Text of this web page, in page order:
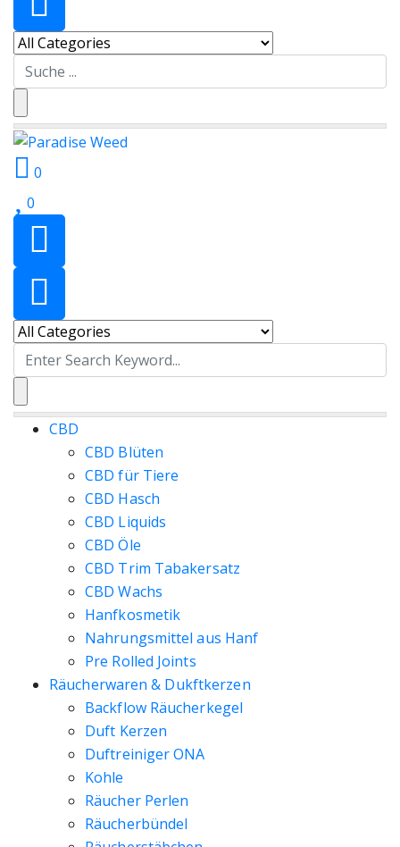
Search
for:
0
0
Search
for:
CBD
CBD Blüten
CBD für Tiere
CBD Hasch
CBD Liquids
CBD Öle
CBD Trim Tabakersatz
CBD Wachs
Hanfkosmetik
Nahrungsmittel aus Hanf
Pre Rolled Joints
Räucherwaren & Dukftkerzen
Backflow Räucherkegel
Duft Kerzen
Duftreiniger ONA
Kohle
Räucher Perlen
Räucherbündel